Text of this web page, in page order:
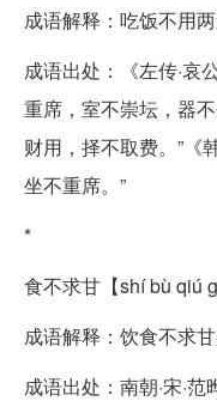
成语解释：吃饭不用
成语出处：《左传·哀
重席，室不崇坛，器
财用，择不取费。”《
坐不重席。”
*
食不求甘【shí bù qiú
成语解释：饮食不求
成语出处：南朝·宋·